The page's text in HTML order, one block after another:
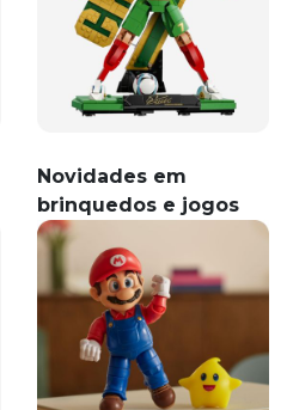
Novidades em
brinquedos e jogos